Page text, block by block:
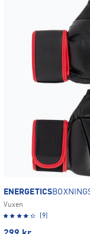
ENERGETICS
Vuxen
(9)